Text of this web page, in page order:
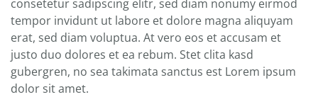
consetetur sadipscing elitr, sed diam nonumy eirmod
tempor invidunt ut labore et dolore magna aliquyam
erat, sed diam voluptua. At vero eos et accusam et
justo duo dolores et ea rebum. Stet clita kasd
gubergren, no sea takimata sanctus est Lorem ipsum
dolor sit amet.